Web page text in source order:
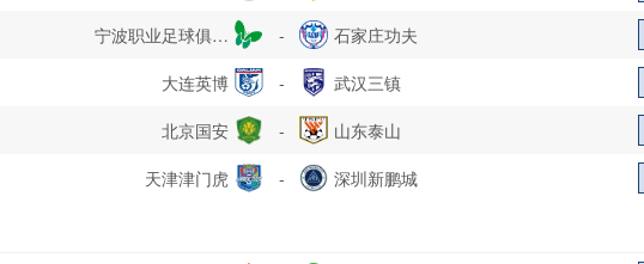
宁波职业足球俱乐
部
- 石家庄功夫
大连英博 - 武汉三镇
北京国安 - 山东泰山
天津津门虎 - 深圳新鹏城